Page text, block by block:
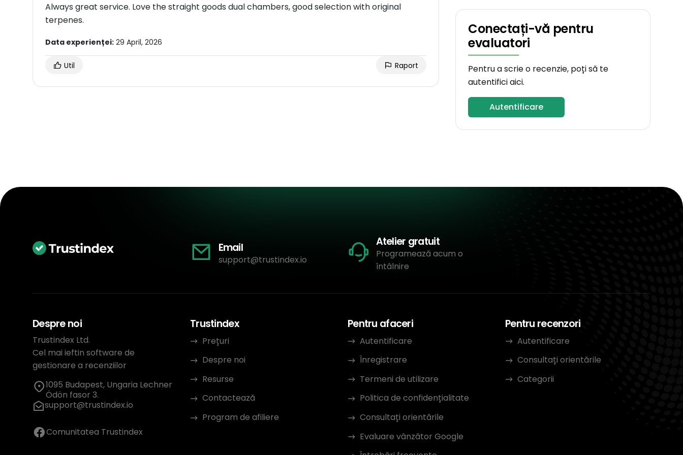
Always great service. Love the straight goods dual chambers, good selection with original
terpenes.
Data experienței: 29 April, 2026
Util Raport
Conectați-vă pentru
evaluatori
Pentru a scrie o recenzie, poți să te
autentifici aici.
Autentificare
Email
support@trustindex.io
Atelier gratuit
Programează acum o
întâlnire
Despre noi
Trustindex Ltd.
Cel mai ieftin software de
gestionare a recenziilor
1095 Budapest, Ungaria Lechner
Ödön fasor 3.
support@trustindex.io
Comunitatea Trustindex
Trustindex
Prețuri
Despre noi
Resurse
Contactează
Program de afiliere
Pentru afaceri
Autentificare
Înregistrare
Termeni de utilizare
Politica de confidențialitate
Consultați orientările
Evaluare vânzător Google
Pentru recenzori
Autentificare
Consultați orientările
Categorii